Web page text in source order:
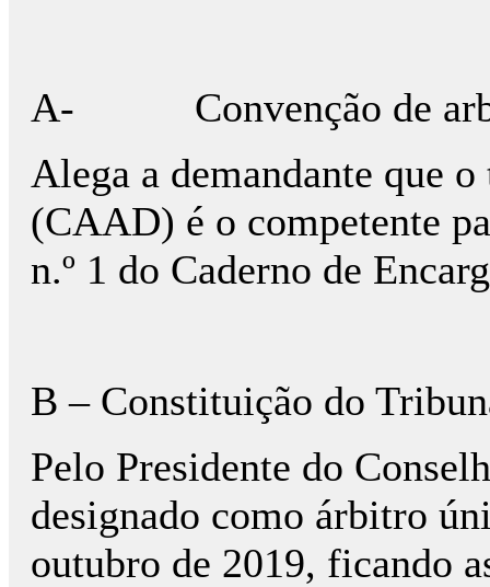
A- Convenção de
Alega a demandante que
(CAAD) é o competente
n.º 1 do Caderno de
B – Constituição do
Pelo Presidente do
designado como árbitro
outubro de 2019, ficando